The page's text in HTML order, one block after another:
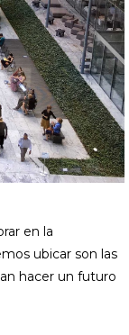
en la
ubicar son las
hacer un futuro